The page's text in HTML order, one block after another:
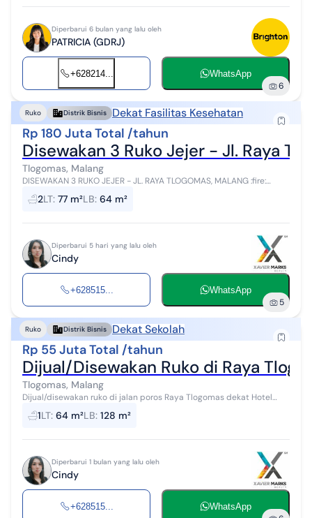
Diperbarui 6 bulan yang lalu oleh
PATRICIA (GDRJ)
+628214... WhatsApp
6
Ruko Distrik Bisnis Dekat Fasilitas Kesehatan
Rp 180 Juta Total /tahun
Disewakan 3 Ruko Jejer - Jl. Raya
Tlogomas, Malang
DISEWAKAN 3 RUKO JEJER - JL. RAYA TLOGOMAS, MALANG :fire:
Lokasi strategis di Jl. Raya Tlogomas, cocok untuk berbagai
kebutuhan usaha seperti kant...
2LT: 77 m²LB: 64 m²
Diperbarui 5 hari yang lalu oleh
Cindy
+628515... WhatsApp
5
Ruko Distrik Bisnis Dekat Sekolah
Rp 55 Juta Total /tahun
Dijual/Disewakan Ruko di Raya
Tlogomas, Malang
Dijual/disewakan ruko di jalan poros Raya Tlogomas dekat Hotel
Fave, Malang Spesifikasi Luas tanah : 64 m² (5x12) Luas bangunan :
128 m² 2.5 Lan...
1LT: 64 m²LB: 128 m²
Diperbarui 1 bulan yang lalu oleh
Cindy
+628515... WhatsApp